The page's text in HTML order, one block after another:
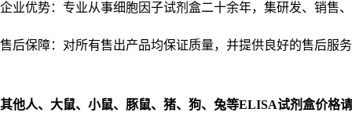
企业优势：专业从事细胞因子试剂盒二十余年，集研发、销售
售后保障：对所有售出产品均保证质量，并提供良好的售后服
其他人、大鼠、小鼠、豚鼠、猪、狗、兔等ELISA试剂盒价格